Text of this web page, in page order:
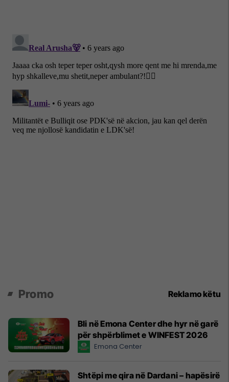
Promo Reklamo këtu
Bli në Emona Center dhe hyr në garë
për shpërblimet e WINFEST 2026
Emona Center
Shtëpi me qira në Dardani – hapësirë